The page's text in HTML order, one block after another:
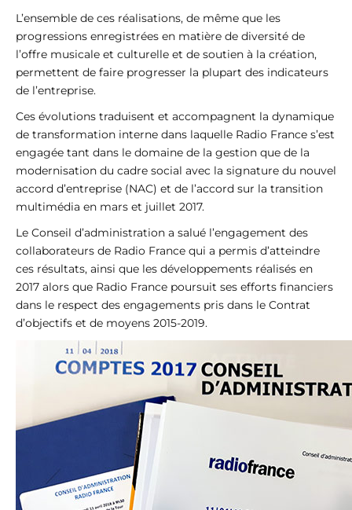
L’ensemble de ces réalisations, de même que les
progressions enregistrées en matière de diversité de
l’offre musicale et culturelle et de soutien à la création,
permettent de faire progresser la plupart des indicateurs
de l’entreprise.
Ces évolutions traduisent et accompagnent la dynamique
de transformation interne dans laquelle Radio France s’est
engagée tant dans le domaine de la gestion que de la
modernisation du cadre social avec la signature du nouvel
accord d’entreprise (NAC) et de l’accord sur la transition
multimédia en mars et juillet 2017.
Le Conseil d’administration a salué l’engagement des
collaborateurs de Radio France qui a permis d’atteindre
ces résultats, ainsi que les développements réalisés en
2017 alors que Radio France poursuit ses efforts financiers
dans le respect des engagements pris dans le Contrat
d’objectifs et de moyens 2015-2019.